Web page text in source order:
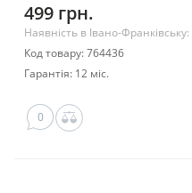
499 грн.
Наявність в Івано-Франківську:
Код товару: 764436
Гарантія: 12 міс.
0